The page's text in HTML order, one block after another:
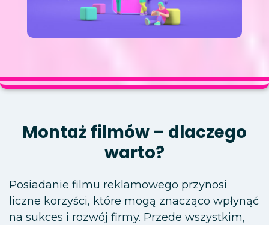
Montaż filmów – dlaczego
warto?
Posiadanie filmu reklamowego przynosi
liczne korzyści, które mogą znacząco wpłynąć
na sukces i rozwój firmy. Przede wszystkim,